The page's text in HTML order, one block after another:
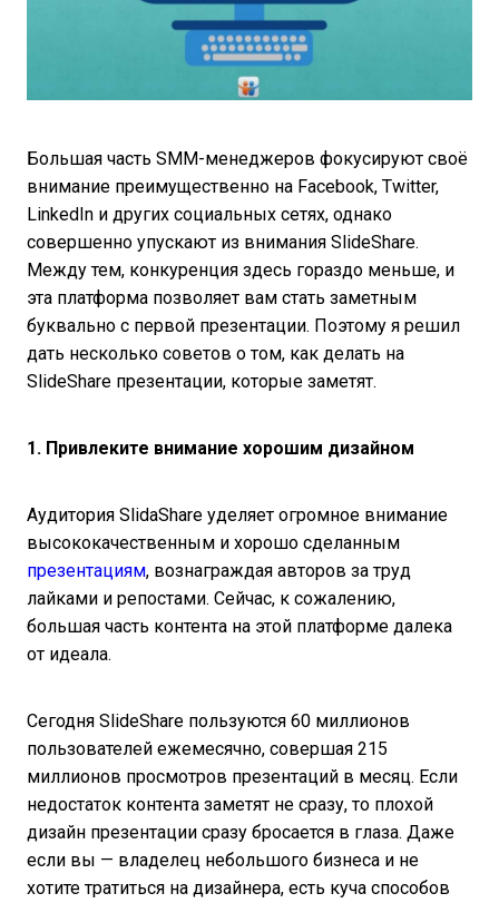
Большая часть SMM-менеджеров фокусируют своё
внимание преимущественно на Facebook, Twitter,
LinkedIn и других социальных сетях, однако
совершенно упускают из внимания SlideShare.
Между тем, конкуренция здесь гораздо меньше, и
эта платформа позволяет вам стать заметным
буквально с первой презентации. Поэтому я решил
дать несколько советов о том, как делать на
SlideShare презентации, которые заметят.
1. Привлеките внимание хорошим дизайном
Аудитория SlidaShare уделяет огромное внимание
высококачественным и хорошо сделанным
презентациям, вознаграждая авторов за труд
лайками и репостами. Сейчас, к сожалению,
большая часть контента на этой платформе далека
от идеала.
Сегодня SlideShare пользуются 60 миллионов
пользователей ежемесячно, совершая 215
миллионов просмотров презентаций в месяц. Если
недостаток контента заметят не сразу, то плохой
дизайн презентации сразу бросается в глаза. Даже
если вы — владелец небольшого бизнеса и не
хотите тратиться на дизайнера, есть куча способов